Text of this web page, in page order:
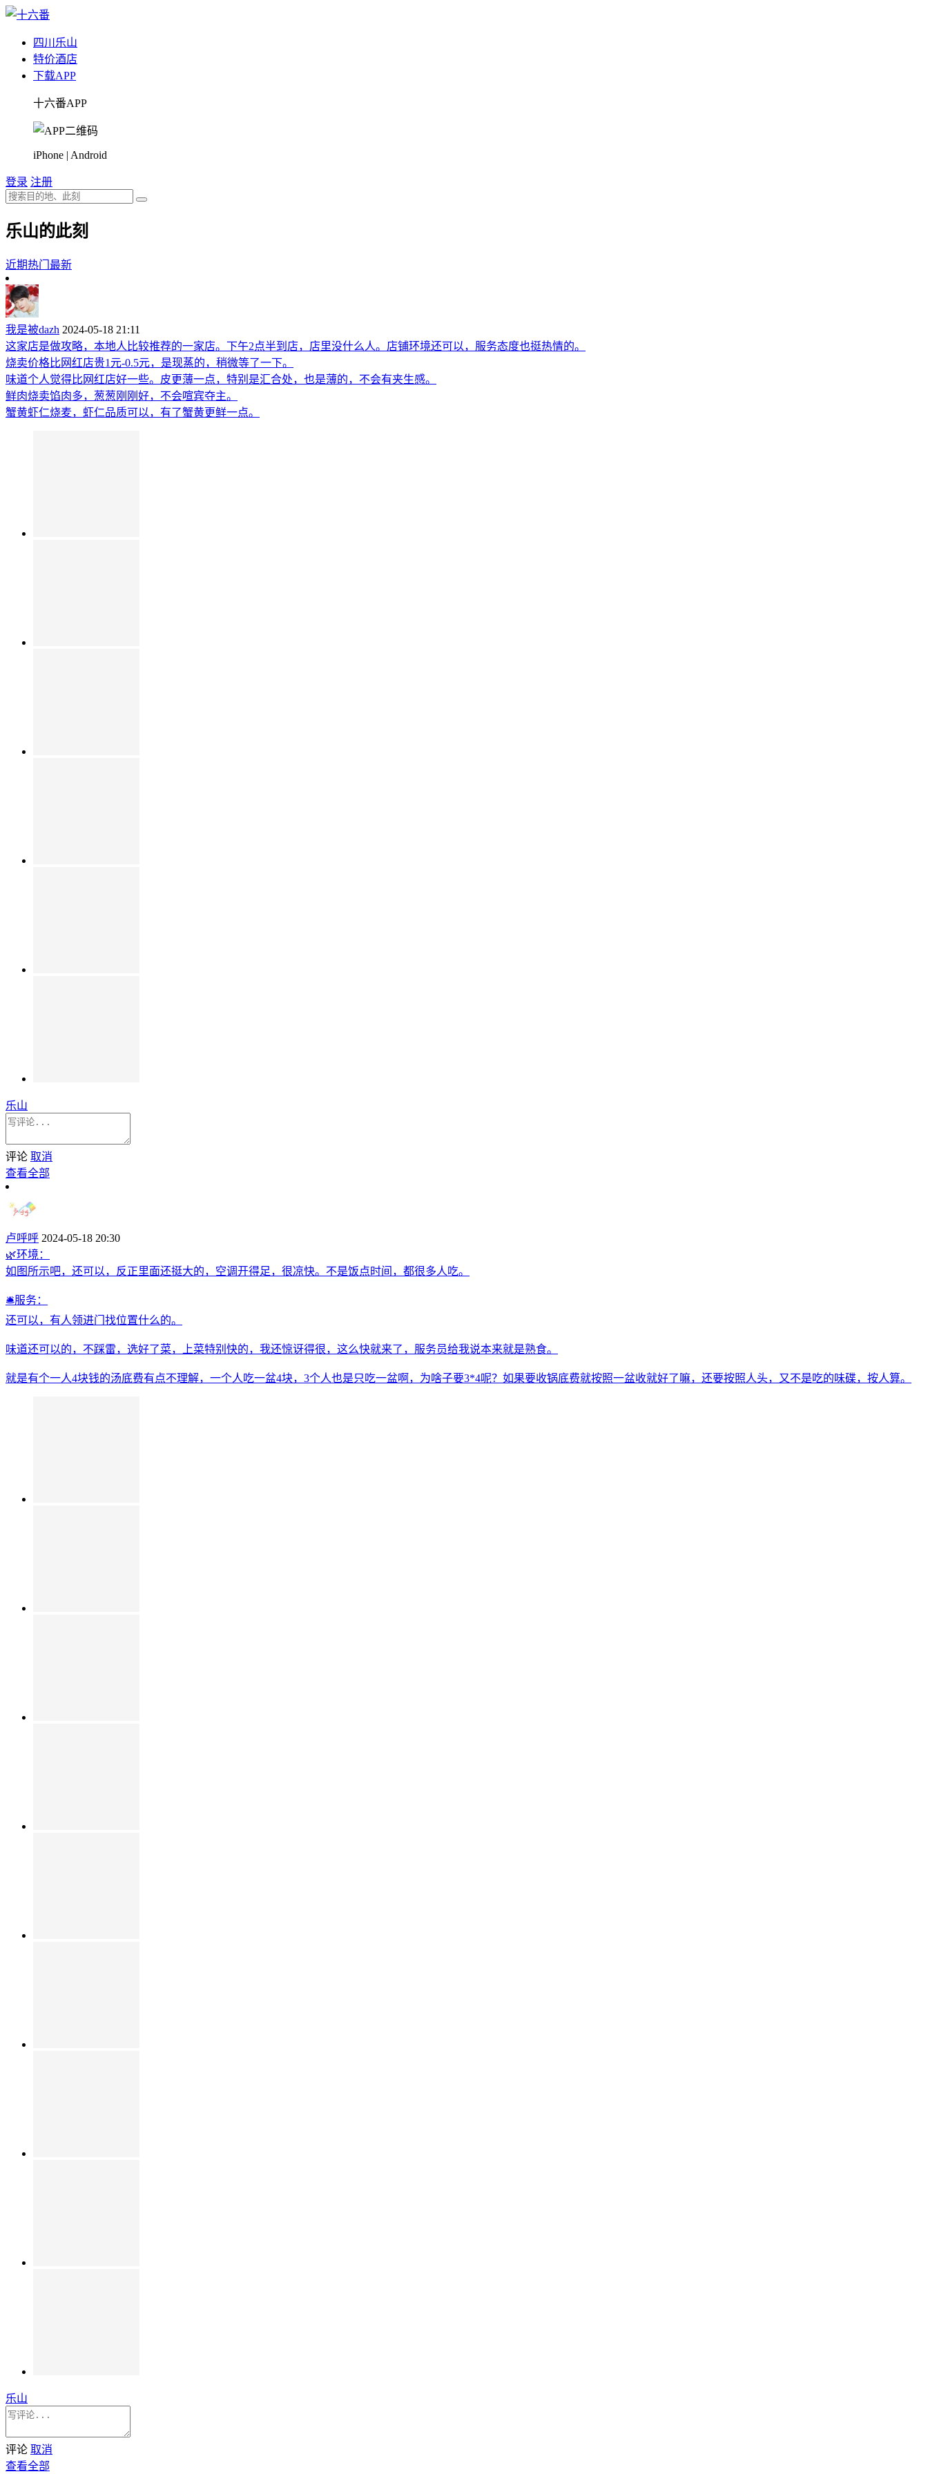
四川 乐山
特价酒店
下载APP
十六番APP
iPhone | Android
登录 注册
乐山的此刻
近期热门 最新
我是被dazh 2024-05-18 21:11
这家店是做攻略，本地人比较推荐的一家店。下午2点半到店，店里没什么人。店铺环境还可以，服务态度也挺热情的。
烧卖价格比网红店贵1元-0.5元，是现蒸的，稍微等了一下。
味道个人觉得比网红店好一些。皮更薄一点，特别是汇合处，也是薄的，不会有夹生感。
鲜肉烧卖馅肉多，葱葱刚刚好，不会喧宾夺主。
蟹黄虾仁烧麦，虾仁品质可以，有了蟹黄更鲜一点。
乐山
评论 取消
查看全部
卢呼呼 2024-05-18 20:30
🌿环境：
如图所示吧，还可以，反正里面还挺大的，空调开得足，很凉快。不是饭点时间，都很多人吃。
🛎️服务：
还可以，有人领进门找位置什么的。
味道还可以的，不踩雷，选好了菜，上菜特别快的，我还惊讶得很，这么快就来了，服务员给我说本来就是熟食。
就是有个一人4块钱的汤底费有点不理解，一个人吃一盆4块，3个人也是只吃一盆啊，为啥子要3*4呢？如果要收锅底费就按照一盆收就好了嘛，还要按照人头，又不是吃的味碟，按人算。
乐山
评论 取消
查看全部